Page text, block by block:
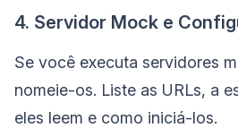
4. Servidor Mock e
Se você executa servidores
nomeie-os. Liste as URLs, a
eles leem e como iniciá-los.